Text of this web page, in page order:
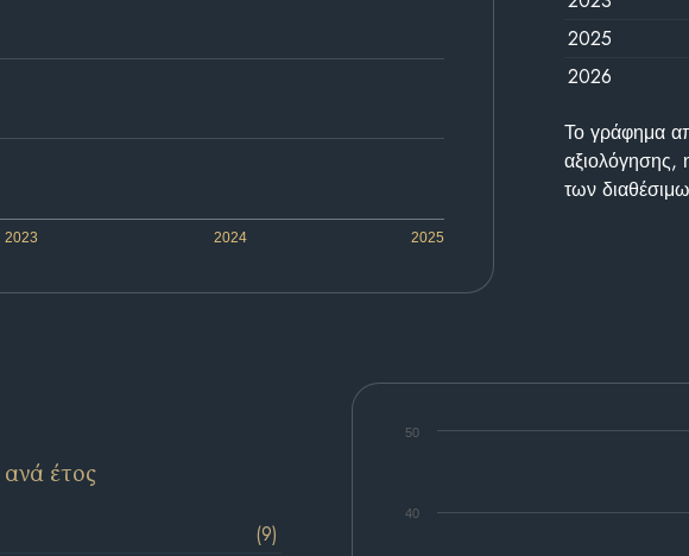
2023 2024 2025
2025
2026
Το γράφημα
αξιολόγησης,
των
40
50
ανά έτος
(9)